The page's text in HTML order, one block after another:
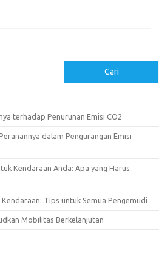
Cari
terhadap Penurunan Emisi CO2
dalam Pengurangan Emisi
Kendaraan Anda: Apa yang Harus
Tips untuk Semua Pengemudi
Mobilitas Berkelanjutan